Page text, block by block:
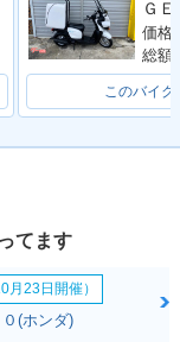
価格:
総額:
このバイク
てます
23日開催）
(ホンダ)